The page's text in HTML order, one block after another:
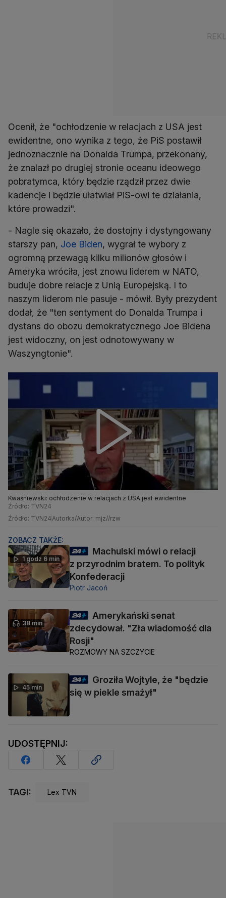
Ocenił, że "ochłodzenie w relacjach z USA jest
ewidentne, ono wynika z tego, że PiS postawił
jednoznacznie na Donalda Trumpa, przekonany,
że znalazł po drugiej stronie oceanu ideowego
pobratymca, który będzie rządził przez dwie
kadencje i będzie ułatwiał PiS-owi te działania,
które prowadzi".
- Nagle się okazało, że dostojny i dystyngowany
starszy pan, Joe Biden, wygrał te wybory z
ogromną przewagą kilku milionów głosów i
Ameryka wróciła, jest znowu liderem w NATO,
buduje dobre relacje z Unią Europejską. I to
naszym liderom nie pasuje - mówił. Były prezydent
dodał, że "ten sentyment do Donalda Trumpa i
dystans do obozu demokratycznego Joe Bidena
jest widoczny, on jest odnotowywany w
Waszyngtonie".
Kwaśniewski: ochłodzenie w relacjach z USA jest ewidentne
Źródło: TVN24
Źródło: TVN24Autorka/Autor: mjz//rzw
ZOBACZ TAKŻE:
1 godz 6 min
Machulski mówi o relacji
z przyrodnim bratem. To polityk
Konfederacji
Piotr Jacoń
38 min
Amerykański senat
zdecydował. "Zła wiadomość dla
Rosji"
ROZMOWY NA SZCZYCIE
45 min
Groziła Wojtyle, że "będzie
się w piekle smażył"
UDOSTĘPNIJ:
TAGI: Lex TVN